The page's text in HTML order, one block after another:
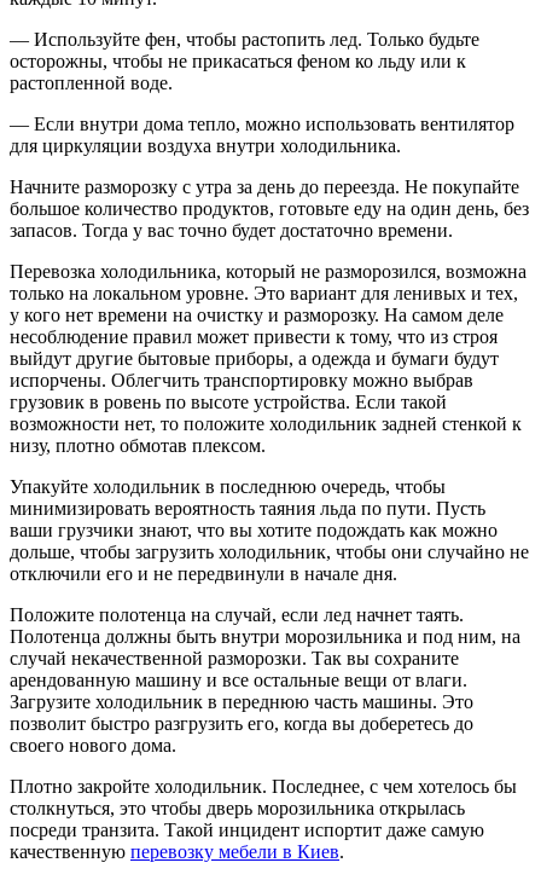
— Используйте фен, чтобы растопить лед. Только будьте
осторожны, чтобы не прикасаться феном ко льду или к
растопленной воде.
— Если внутри дома тепло, можно использовать вентилятор
для циркуляции воздуха внутри холодильника.
Начните разморозку с утра за день до переезда. Не покупайте
большое количество продуктов, готовьте еду на один день, без
запасов. Тогда у вас точно будет достаточно времени.
Перевозка холодильника, который не разморозился, возможна
только на локальном уровне. Это вариант для ленивых и тех,
у кого нет времени на очистку и разморозку. На самом деле
несоблюдение правил может привести к тому, что из строя
выйдут другие бытовые приборы, а одежда и бумаги будут
испорчены. Облегчить транспортировку можно выбрав
грузовик в ровень по высоте устройства. Если такой
возможности нет, то положите холодильник задней стенкой к
низу, плотно обмотав плексом.
Упакуйте холодильник в последнюю очередь, чтобы
минимизировать вероятность таяния льда по пути. Пусть
ваши грузчики знают, что вы хотите подождать как можно
дольше, чтобы загрузить холодильник, чтобы они случайно не
отключили его и не передвинули в начале дня.
Положите полотенца на случай, если лед начнет таять.
Полотенца должны быть внутри морозильника и под ним, на
случай некачественной разморозки. Так вы сохраните
арендованную машину и все остальные вещи от влаги.
Загрузите холодильник в переднюю часть машины. Это
позволит быстро разгрузить его, когда вы доберетесь до
своего нового дома.
Плотно закройте холодильник. Последнее, с чем хотелось бы
столкнуться, это чтобы дверь морозильника открылась
посреди транзита. Такой инцидент испортит даже самую
качественную перевозку мебели в Киев.